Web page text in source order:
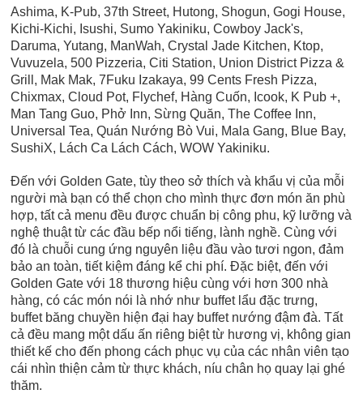
Ashima, K-Pub, 37th Street, Hutong, Shogun, Gogi House,
Kichi-Kichi, Isushi, Sumo Yakiniku, Cowboy Jack's,
Daruma, Yutang, ManWah, Crystal Jade Kitchen, Ktop,
Vuvuzela, 500 Pizzeria, Citi Station, Union District Pizza &
Grill, Mak Mak, 7Fuku Izakaya, 99 Cents Fresh Pizza,
Chixmax, Cloud Pot, Flychef, Hàng Cuốn, Icook, K Pub +,
Man Tang Guo, Phở Inn, Sừng Quăn, The Coffee Inn,
Universal Tea,Quán Nướng Bò Vui, Mala Gang, Blue Bay,
SushiX, Lách Ca Lách Cách, WOW Yakiniku.
Đến với Golden Gate, tùy theo sở thích và khẩu vị của mỗi
người mà bạn có thể chọn cho mình thực đơn món ăn phù
hợp, tất cả menu đều được chuẩn bị công phu, kỹ lưỡng và
nghệ thuật từ các đầu bếp nổi tiếng, lành nghề. Cùng với
đó là chuỗi cung ứng nguyên liệu đầu vào tươi ngon, đảm
bảo an toàn, tiết kiệm đáng kể chi phí. Đặc biệt, đến với
Golden Gate với 18 thương hiệu cùng với hơn 300 nhà
hàng, có các món nói là nhớ như buffet lẩu đặc trưng,
buffet băng chuyền hiện đại hay buffet nướng đậm đà. Tất
cả đều mang một dấu ấn riêng biệt từ hương vị, không gian
thiết kế cho đến phong cách phục vụ của các nhân viên tạo
cái nhìn thiện cảm từ thực khách, níu chân họ quay lại ghé
thăm.